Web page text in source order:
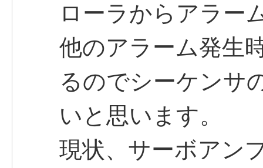
ローラからアラー
他のアラーム発生
るのでシーケンサ
いと思います。
現状、サーボアン